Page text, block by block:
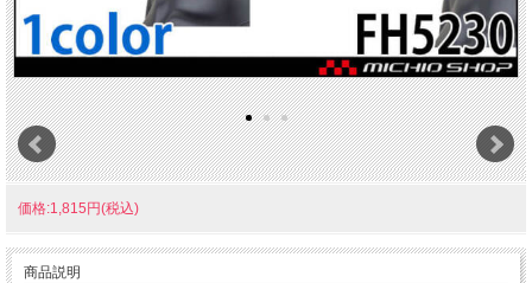
価格:1,815円(税込)
商品説明